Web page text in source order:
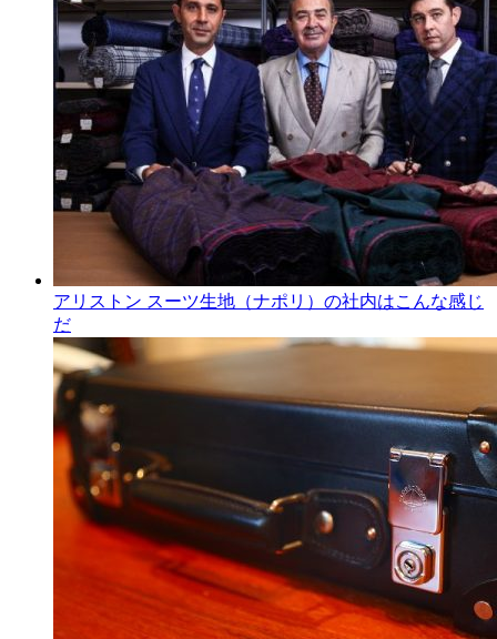
アリストン スーツ生地（ナポリ）の社内はこんな感じ
だ